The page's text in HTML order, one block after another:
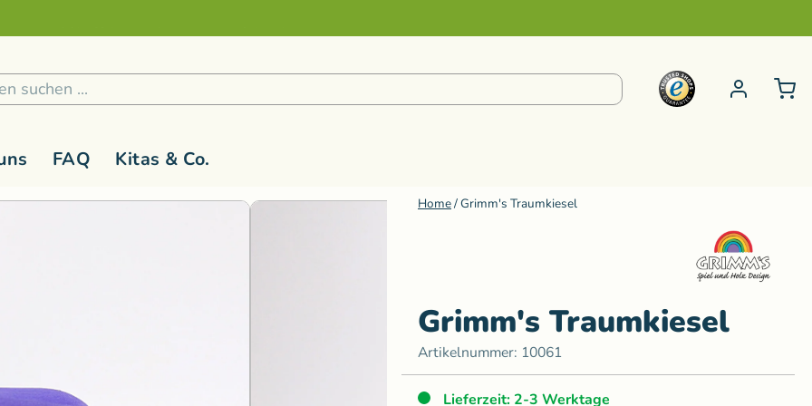
Musik & Klänge
Nanchen Natur
Steiner Kuscheltiere
Sternengasse
Teenytini
FAQ Kitas & Co.
Home/Grimm's Traumkiesel
Grimm's Traumkiesel
Artikelnummer: 10061
Lieferzeit: 2-3 Werktage